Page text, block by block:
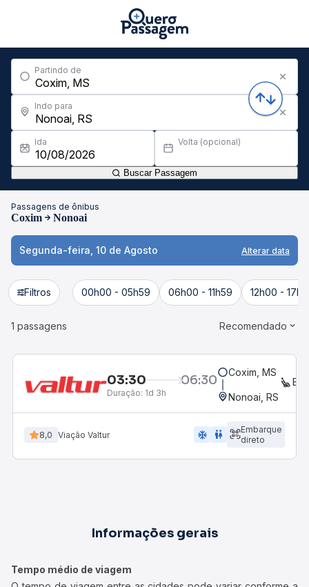
Partindo de
Indo para
Ida Volta (opcional)
Buscar Passagem
Passagens de ônibus
Coxim Nonoai
Segunda-feira, 10 de Agosto Alterar data
Filtros 00h00 - 05h59 06h00 - 11h59 12h00 -
1 passagens Recomendado
03:30 06:30
Duração: 1d 3h
Coxim, MS
Nonoai, RS
8,0 Viação Valtur ac_unit wc
Embarque
direto
Informações gerais
Tempo médio de viagem